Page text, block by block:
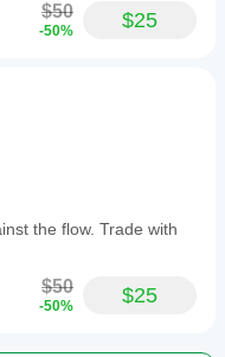
$50
-50% $25
the flow. Trade with
$50
-50% $25